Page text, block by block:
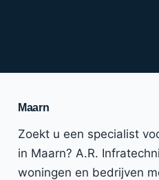
Maarn
Zoekt u een specialist
in Maarn? A.R.
woningen en bedrijven